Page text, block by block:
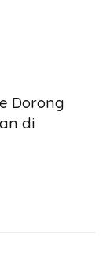
Dorong
di